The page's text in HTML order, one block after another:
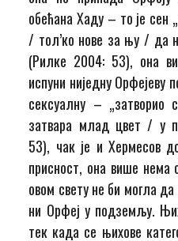
обећана Хаду – то је сен
/ тол’ко нове за њу / да
(Рилке 2004: 53), она
испуни ниједну Орфејеву
сексуалну –
затвара млад цвет / у
53), чак је и Хермесов
присност, она више нема
овом свету не би могла да
ни Орфеј у подземљу.
тек када се њихове